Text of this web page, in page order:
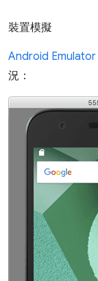
裝置模擬
Android Emulator
況：